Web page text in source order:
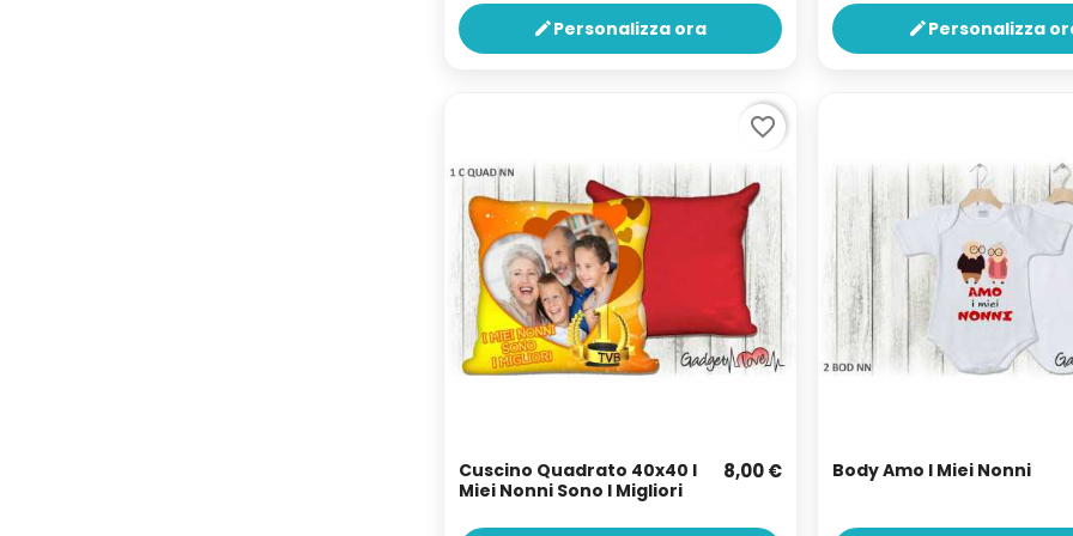
editPersonalizza ora editPersonalizza
Cuscino Quadrato 40x40 I
Miei Nonni Sono I Migliori
8,00 €
favorite_border
Body Amo I Miei Nonni